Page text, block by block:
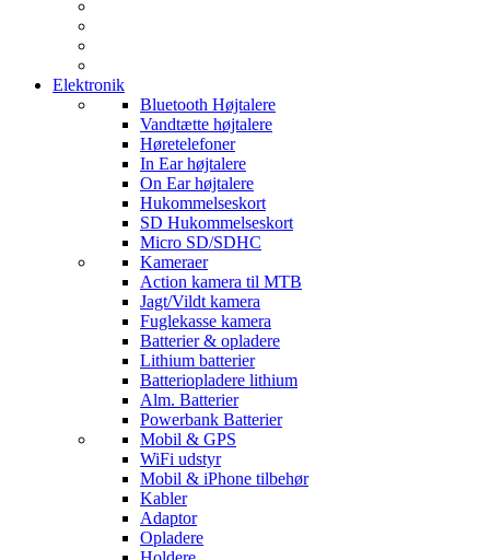
Elektronik
Bluetooth Højtalere
Vandtætte højtalere
Høretelefoner
In Ear højtalere
On Ear højtalere
Hukommelseskort
SD Hukommelseskort
Micro SD/SDHC
Kameraer
Action kamera til MTB
Jagt/Vildt kamera
Fuglekasse kamera
Batterier & opladere
Lithium batterier
Batteriopladere lithium
Alm. Batterier
Powerbank Batterier
Mobil & GPS
WiFi udstyr
Mobil & iPhone tilbehør
Kabler
Adaptor
Opladere